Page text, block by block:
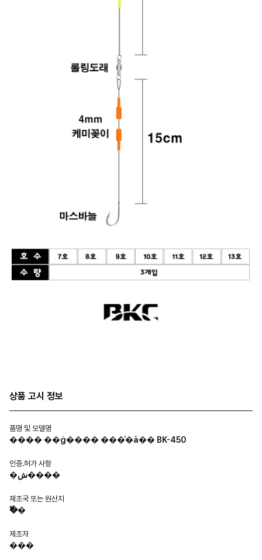
상품 고시 정보
품명 및 모델명
���� ��ġ���� ���̾�ä�� BK-450
인증.허가 사항
�ش����
제조국 또는 원산지
�߱�
제조자
���